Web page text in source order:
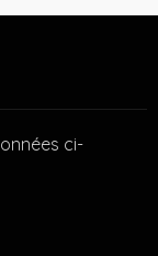
ci-